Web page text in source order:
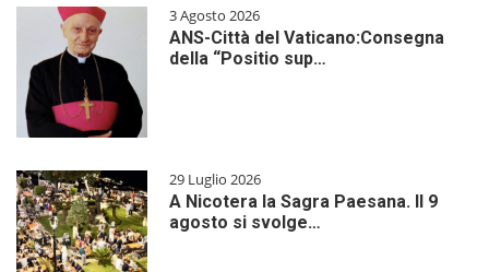
3 Agosto 2026
ANS-Città del Vaticano:Consegna
della “Positio sup…
29 Luglio 2026
A Nicotera la Sagra Paesana. Il 9
agosto si svolge…